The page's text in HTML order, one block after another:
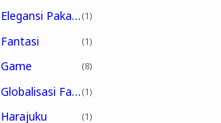
Elegansi Pakaian 1
Fantasi 1
Game 8
Globalisasi Fashion 1
Harajuku 1